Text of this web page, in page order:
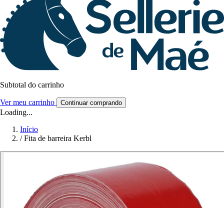
Subtotal do carrinho
Ver meu carrinho Continuar comprando
Loading...
Início
/ Fita de barreira Kerbl